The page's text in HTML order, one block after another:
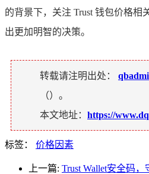
的背景下，关注 Trust 钱包价格相
出更加明智的决策。
转载请注明出处：
（）。
本文地址： https://
标签： 价格因素
上一篇: Trust Wallet安全码